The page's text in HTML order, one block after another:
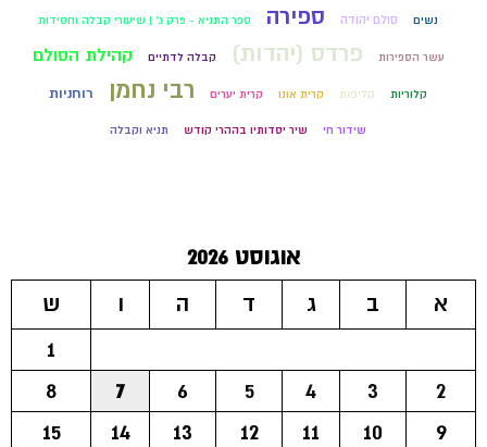
נשים סולם יהודה ספירה ספר התניא - פרק ג' | שיעורי קבלה וחסידות
עשר הספירות פרדס (יהדות) קבלה לדתיים קהילת הסולם
קלוריות קליפות קרית אונו קרית יערים רבי נחמן רוחניות
שידור חי שיר יסדותיו בההרי קודש תניא וקבלה
אוגוסט 2026
א
ב ג ד ה ו
ש
1
2
3
4
5
6
7
8
9
10
11
12
13
14
15